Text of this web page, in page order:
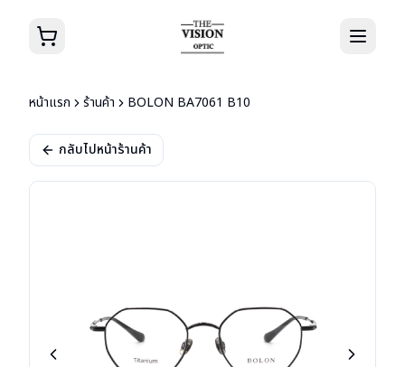
หน้าแรก ร้านค้า BOLON BA7061 B10
กลับไปหน้าร้านค้า